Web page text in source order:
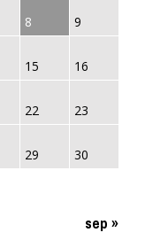
8 9
15 16
22 23
29 30
sep »